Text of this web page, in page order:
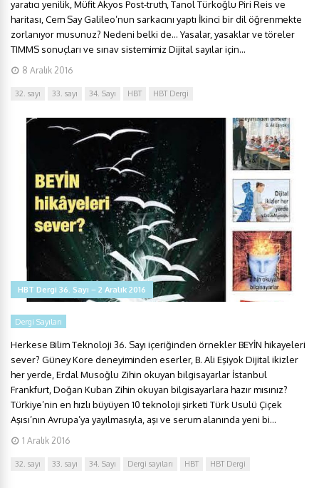
yaratıcı yenilik, Müfit Akyos Post-truth, Tanol Türkoğlu Piri Reis ve
haritası, Cem Say Galileo’nun sarkacını yaptı İkinci bir dil öğrenmekte
zorlanıyor musunuz? Nedeni belki de… Yasalar, yasaklar ve töreler
TIMMS sonuçları ve sınav sistemimiz Dijital sayılar için...
8 Aralık 2016
32. sayı 33. sayı 34. Sayı HBT HBT Dergi
HBT Dergi 36. Sayı – 2 Aralık 2016
Dergi Sayıları
Herkese Bilim Teknoloji 36. Sayı içeriğinden örnekler BEYİN hikayeleri
sever? Güney Kore deneyiminden eserler, B. Ali Eşiyok Dijital ikizler
her yerde, Erdal Musoğlu Zihin okuyan bilgisayarlar İstanbul
Frankfurt, Doğan Kuban Zihin okuyan bilgisayarlara hazır mısınız?
Türkiye’nin en hızlı büyüyen 10 teknoloji şirketi Türk Usulü Çiçek
Aşısı’nın Avrupa’ya yayılmasıyla, aşı ve serum alanında yeni bi...
1 Aralık 2016
32. sayı 33. sayı 34. Sayı Dergi sayıları HBT HBT Dergi